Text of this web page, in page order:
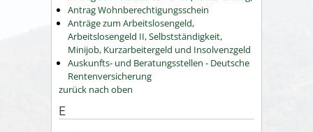
Antrag Wohnberechtigungsschein
Anträge zum Arbeitslosengeld,
Arbeitslosengeld II, Selbstständigkeit,
Minijob, Kurzarbeitergeld und Insolvenzgeld
Auskunfts- und Beratungsstellen - Deutsche
Rentenversicherung
zurück nach oben
E